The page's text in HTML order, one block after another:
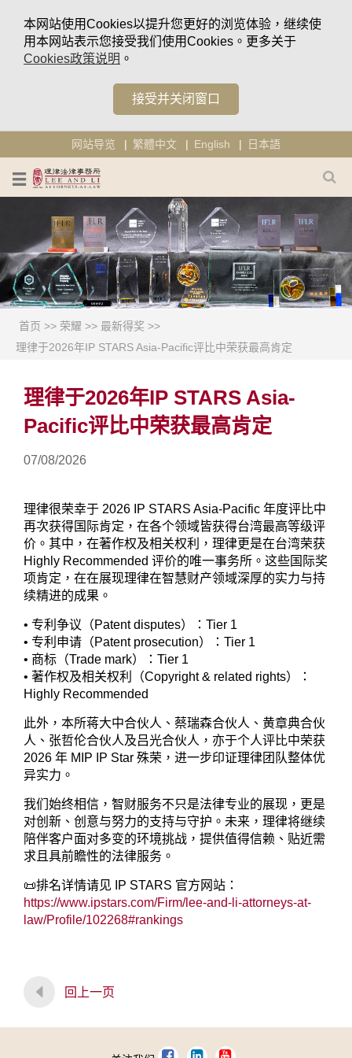
本网站使用Cookies以提升您更好的浏览体验，继续使
用本网站表示您接受我们使用Cookies。更多关于
Cookies政策说明 。
接受并关闭窗口
网站导览 繁體中文 English 日本語
首页 >> 荣耀 >> 最新得奖 >>
理律于2026年IP STARS Asia-Pacific评比中荣获最高肯定
理律于2026年IP STARS Asia-
Pacific评比中荣获最高肯定
07/08/2026
理律很荣幸于 2026 IP STARS Asia-Pacific 年度评比中
再次获得国际肯定，在各个领域皆获得台湾最高等级评
价。其中，在著作权及相关权利，理律更是在台湾荣获
Highly Recommended 评价的唯一事务所。这些国际奖
项肯定，在在展现理律在智慧财产领域深厚的实力与持
续精进的成果。
• 专利争议（Patent disputes）：Tier 1
• 专利申请（Patent prosecution）：Tier 1
• 商标（Trade mark）：Tier 1
• 著作权及相关权利（Copyright & related rights）：
Highly Recommended
此外，本所蒋大中合伙人、蔡瑞森合伙人、黄章典合伙
人、张哲伦合伙人及吕光合伙人，亦于个人评比中荣获
2026 年 MIP IP Star 殊荣，进一步印证理律团队整体优
异实力。
我们始终相信，智财服务不只是法律专业的展现，更是
对创新、创意与努力的支持与守护。未来，理律将继续
陪伴客户面对多变的环境挑战，提供值得信赖、贴近需
求且具前瞻性的法律服务。
📜排名详情请见 IP STARS 官方网站：
https://www.ipstars.com/Firm/lee-and-li-attorneys-at-
law/Profile/102268#rankings
回上一页